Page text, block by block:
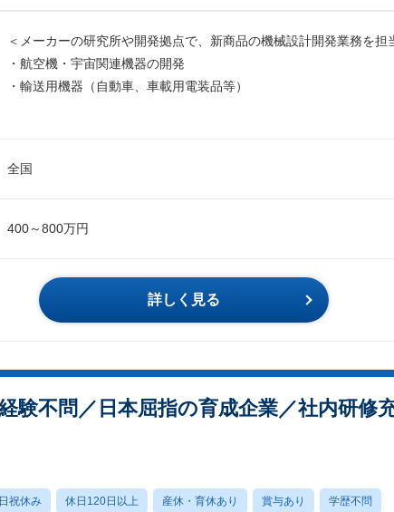
＜メーカーの研究所や開発拠点で、新商品の機械設計開発業務を担
・航空機・宇宙関連機器の開発
・輸送用機器（自動車、車載用電装品等）
全国
400～800万円
詳しく見る
験不問／日本屈指の育成企業／社内研修
祝休み 休日120日以上 産休・育休あり 賞与あり 学歴不問